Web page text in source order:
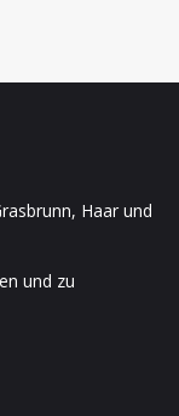
Haar und
und zu